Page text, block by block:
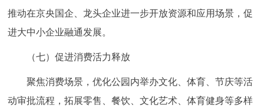
推动在京央国企、龙头企业进一步开放资源和应用场景，促
进大中小企业融通发展。
（七）促进消费活力释放
聚焦消费场景，优化公园内举办文化、体育、节庆等活
动审批流程，拓展零售、餐饮、文化艺术、体育健身等多样